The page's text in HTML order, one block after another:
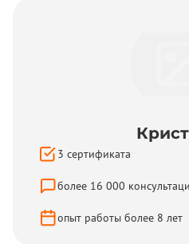
3 сертификата
более 16 000
опыт работы более 8 лет